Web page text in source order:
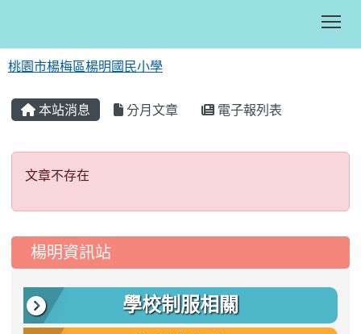
桃園市楊梅區楊明國民小學
本站消息 分月文章 電子報列表
文章不存在
文章不存在
::: 楊明資訊站
學校制服相關